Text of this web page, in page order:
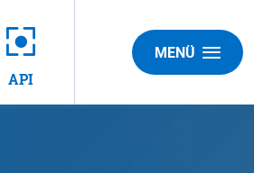
API
MENÜ